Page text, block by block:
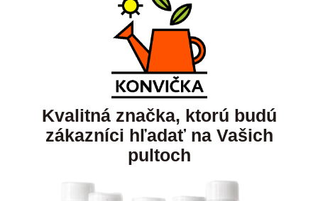
Kvalitná značka, ktorú budú
zákazníci hľadať na Vašich
pultoch